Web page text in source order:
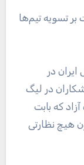
در
در لیگ
که بابت
هیچ نظارتی